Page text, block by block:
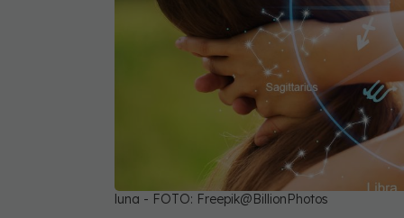
luna - FOTO: Freepik@BillionPhotos